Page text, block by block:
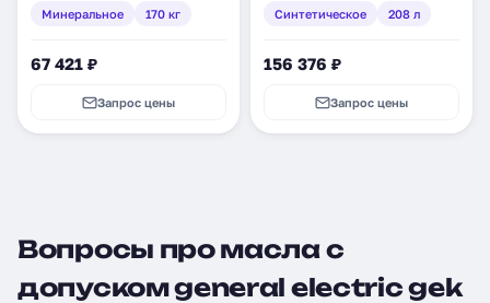
Минеральное 170 кг
67 421 ₽
Запрос цены
Синтетическое 208 л
156 376 ₽
Запрос цены
Вопросы про масла с
допуском general electric gek